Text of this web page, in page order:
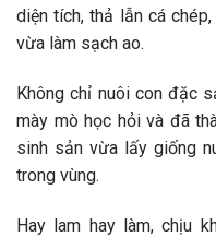
diện tích, thả lẫn cá
vừa làm sạch ao.
Không chỉ nuôi con đặc
mày mò học hỏi và đã
sinh sản vừa lấy giống
trong vùng.
Hay lam hay làm, chịu